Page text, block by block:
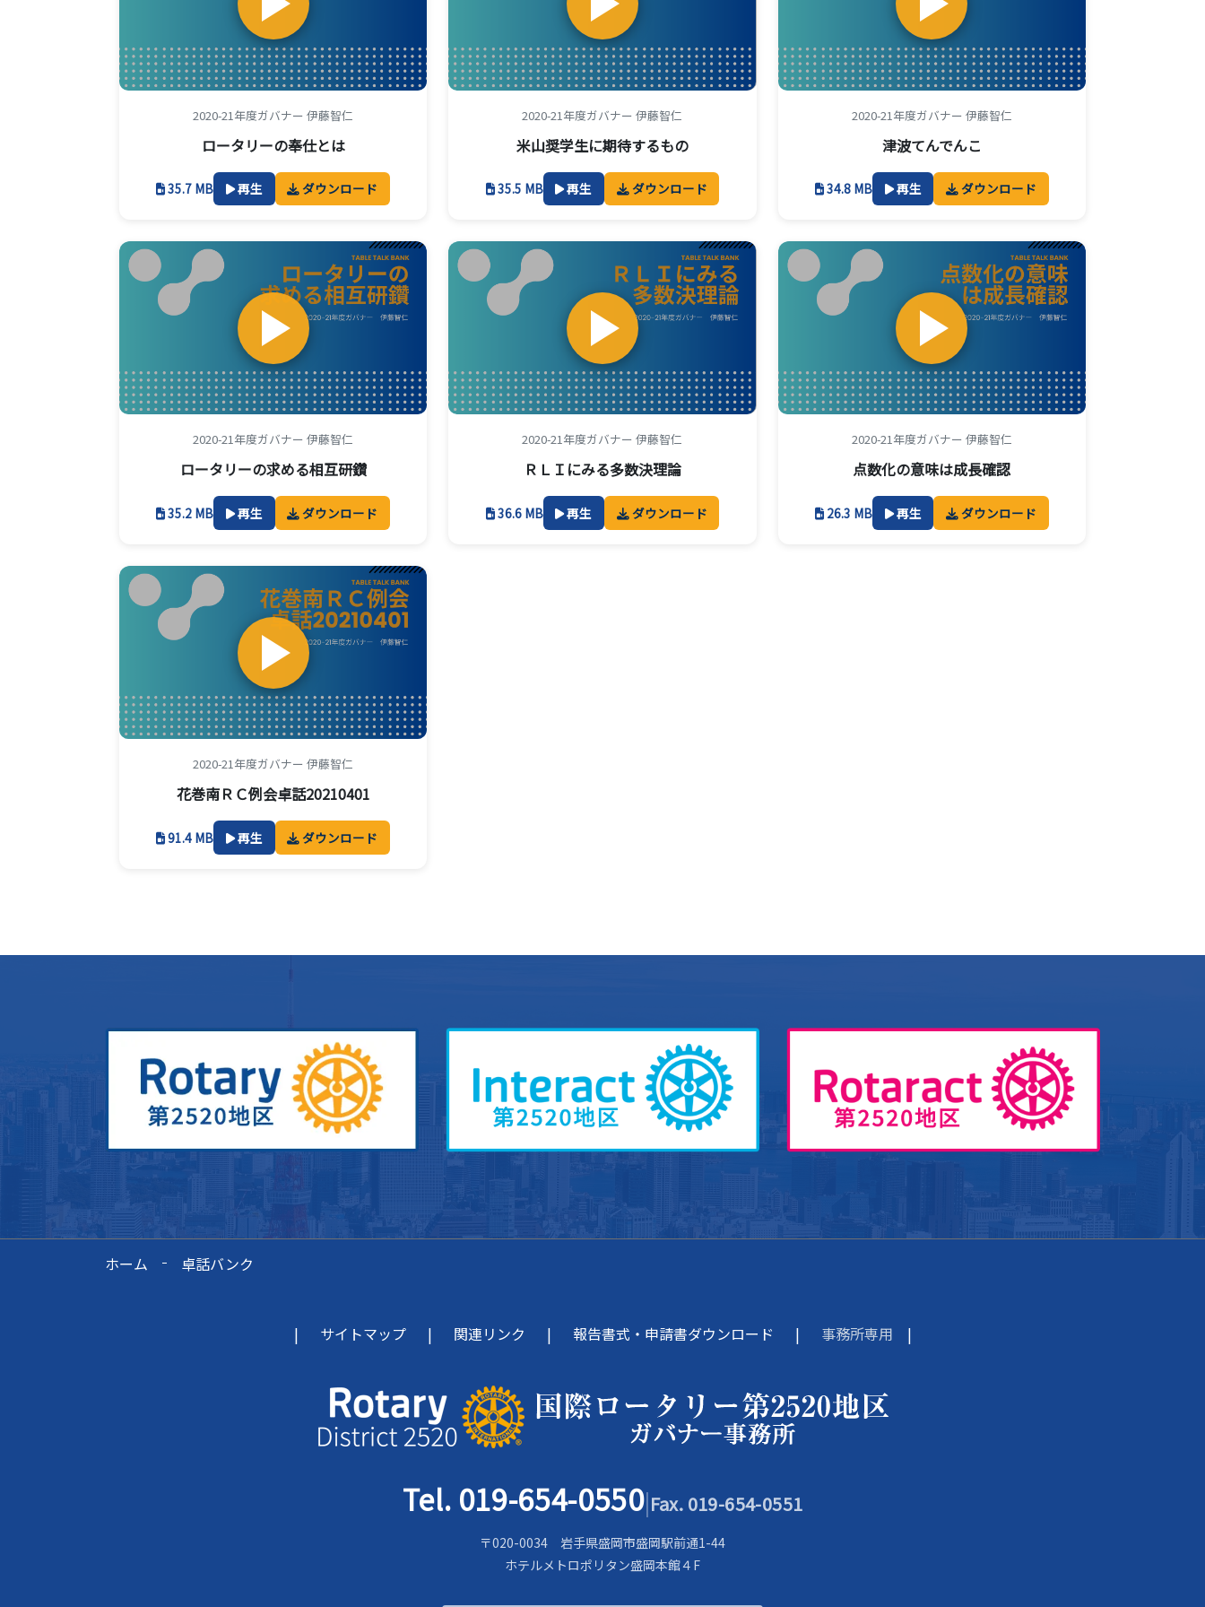
2020-21年度ガバナー 伊藤智仁
ロータリーの奉仕とは
35.7 MB 再生 ダウンロード
2020-21年度ガバナー 伊藤智仁
米山奨学生に期待するもの
35.5 MB 再生 ダウンロード
2020-21年度ガバナー 伊藤智仁
津波てんでんこ
34.8 MB 再生 ダウンロード
2020-21年度ガバナー 伊藤智仁
ロータリーの求める相互研鑽
35.2 MB 再生 ダウンロード
2020-21年度ガバナー 伊藤智仁
ＲＬＩにみる多数決理論
36.6 MB 再生 ダウンロード
2020-21年度ガバナー 伊藤智仁
点数化の意味は成長確認
26.3 MB 再生 ダウンロード
2020-21年度ガバナー 伊藤智仁
花巻南ＲＣ例会卓話20210401
91.4 MB 再生 ダウンロード
ホーム 卓話バンク
サイトマップ 関連リンク 報告書式・申請書ダウンロード 事務所専用
Tel. 019-654-0550|Fax. 019-654-0551
〒020-0034 岩手県盛岡市盛岡駅前通1-44
ホテルメトロポリタン盛岡本館４F